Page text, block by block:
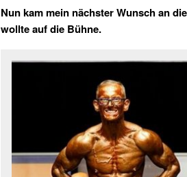
Nun kam mein nächster Wunsch an
wollte auf die Bühne.